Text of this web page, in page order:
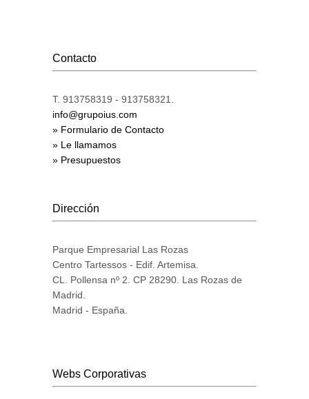
Contacto
T. 913758319 - 913758321.
info@grupoius.com
» Formulario de Contacto
» Le llamamos
» Presupuestos
Dirección
Parque Empresarial Las Rozas
Centro Tartessos - Edif. Artemisa.
CL. Pollensa nº 2. CP 28290. Las Rozas de
Madrid.
Madrid - España.
Webs Corporativas